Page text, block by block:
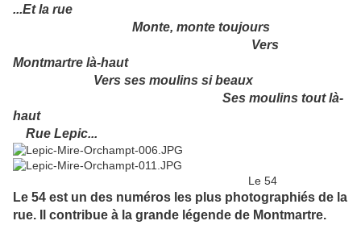
...Et la rue
Monte, monte toujours
Vers
Montmartre là-haut
Vers ses moulins si beaux
Ses moulins tout là-
haut
Rue Lepic...
Le 54
Le 54 est un des numéros les plus photographiés de la
rue. Il contribue à la grande légende de Montmartre.